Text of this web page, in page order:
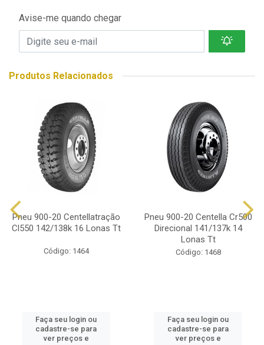
Avise-me quando chegar
Produtos Relacionados
Pneu 900-20 Centellatração
Cl550 142/138k 16 Lonas Tt
Código: 1464
Faça seu login ou
cadastre-se para
ver preços e
Pneu 900-20 Centella Cr500
Direcional 141/137k 14
Lonas Tt
Código: 1468
Faça seu login ou
cadastre-se para
ver preços e